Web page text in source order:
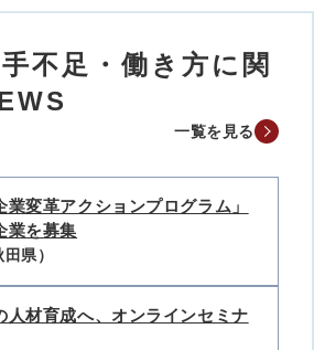
不足・働き方に関
一覧を見る
業変革アクションプログラム」
業を募集
県）
人材育成へ、オンラインセミナ